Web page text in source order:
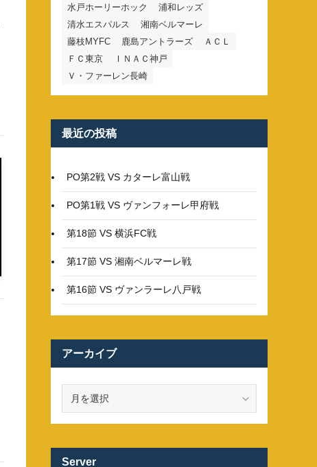
水戸ホーリーホック
浦和レッズ
清水エスパルス
湘南ベルマーレ
藤枝MYFC
鹿島アントラーズ
ＡＣＬ
ＦＣ東京
ＩＮＡＣ神戸
Ｖ・ファーレン長崎
最近の投稿
PO第2戦 VS カターレ富山戦
PO第1戦 VS ヴァンフォーレ甲府戦
第18節 VS 横浜FC戦
第17節 VS 湘南ベルマーレ戦
第16節 VS ヴァンラーレ八戸戦
アーカイブ
ブ
Server